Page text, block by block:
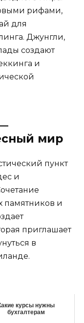
рифами,
для
Джунгли,
создают
и
мир
пункт
и
памятников и
приглашает
в
курсы нужны
бухгалтерам